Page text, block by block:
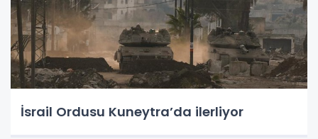
İsrail Ordusu Kuneytra’da ilerliyor